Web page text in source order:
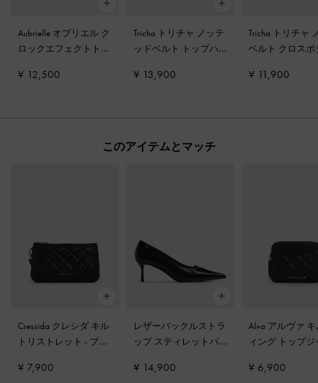
Aubrielle オブリエル ク
ロックエフェクトトッ
ラック
¥ 12,500
Tricha トリチャ ノッテ
ッドベルト トップハ
ク
¥ 13,900
Tricha トリチャ
ベルト クロスボ
¥ 11,900
このアイテムとマッチ
Cressida クレシダ キル
トリストレット - ブラ
¥ 7,900
レザーバックルストラ
ップ スティレットパ
¥ 14,900
Alva アルヴァ
ィング トップ
ック
¥ 6,900